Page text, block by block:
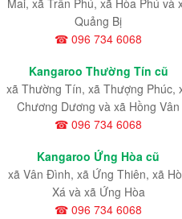
Quảng Bị
☎ 096 734 6068
Kangaroo Thường Tín cũ
xã Thường Tín, xã Thượng Phúc,
Chương Dương và xã Hồng Vân
☎ 096 734 6068
Kangaroo Ứng Hòa cũ
xã Vân Đình, xã Ứng Thiên, xã
Xá và xã Ứng Hòa
☎ 096 734 6068